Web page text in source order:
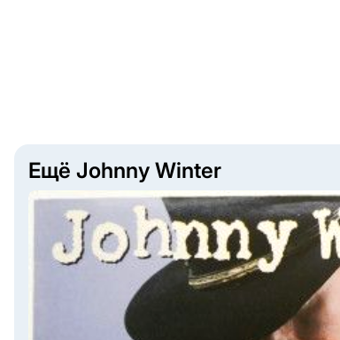
Ещё Johnny Winter